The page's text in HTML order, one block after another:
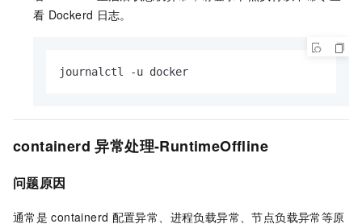
看 Dockerd 日志。
journalctl -u docker
containerd 异常处理-RuntimeOffline
问题原因
通常是 containerd 配置异常、进程负载异常、节点负载异常等原